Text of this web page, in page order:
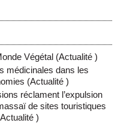
Végétal (Actualité)
médicinales dans les
(Actualité)
réclament l’expulsion
de sites touristiques
Actualité)